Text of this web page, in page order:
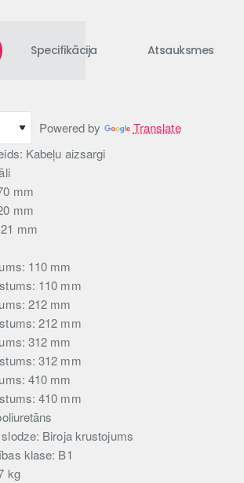
Specifikācija Atsauksmes
Powered by
Translate
Kabeļu aizsargi
mm
mm
mm
110 mm
110 mm
212 mm
212 mm
312 mm
312 mm
410 mm
410 mm
Biroja krustojums
klase: B1
kg